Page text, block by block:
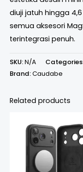
diuji jatuh hingga
semua aksesori
terintegrasi penuh.
SKU:N/A
Brand:Caudabe
Related products